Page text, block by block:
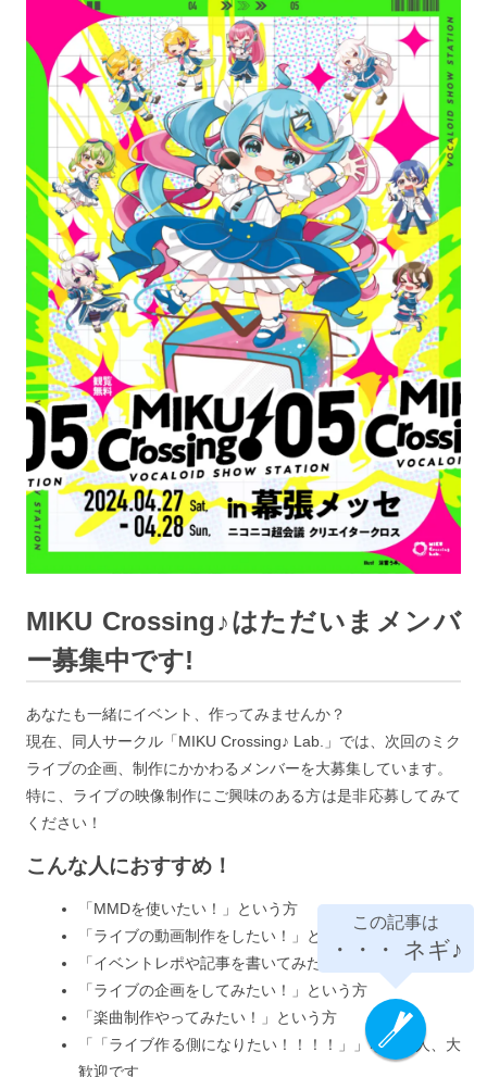
MIKU Crossing♪はただいまメンバ
ー募集中です!
あなたも一緒にイベント、作ってみませんか？
現在、同人サークル「MIKU Crossing♪ Lab.」では、次回のミク
ライブの企画、制作にかかわるメンバーを大募集しています。
特に、ライブの映像制作にご興味のある方は是非応募してみて
ください！
こんな人におすすめ！
「MMDを使いたい！」という方
「ライブの動画制作をしたい！」という方
「イベントレポや記事を書いてみたい！」という方
「ライブの企画をしてみたい！」という方
「楽曲制作やってみたい！」という方
「「ライブ作る側になりたい！！！！」」なんて人、大
歓迎です
この記事は
・・・ ネギ♪